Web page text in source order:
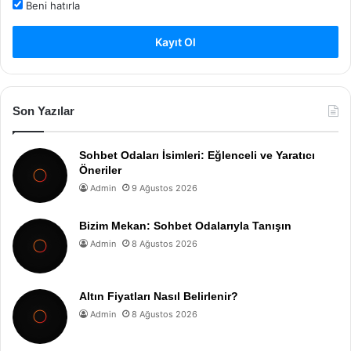
Beni hatırla
Kayıt Ol
Son Yazılar
Sohbet Odaları İsimleri: Eğlenceli ve Yaratıcı
Öneriler
Admin 9 Ağustos 2026
Bizim Mekan: Sohbet Odalarıyla Tanışın
Admin 8 Ağustos 2026
Altın Fiyatları Nasıl Belirlenir?
Admin 8 Ağustos 2026